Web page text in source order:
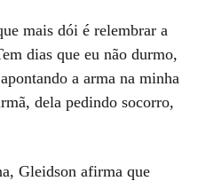
mais dói é relembrar a
dias que eu não durmo,
a arma na minha
dela pedindo socorro,
Gleidson afirma que